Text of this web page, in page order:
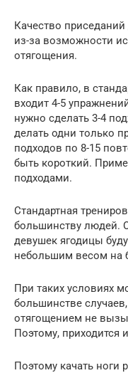
Качество
из-за возможности
отягощения.
Как правило, в
входит 4-5
нужно сделать 3-4
делать одни только
подходов по 8-15
быть короткий.
подходами.
Стандартная
большинству людей.
девушек ягодицы
небольшим весом на
При таких условиях
большинстве
отягощением не
Поэтому, приходится
Поэтому качать ноги